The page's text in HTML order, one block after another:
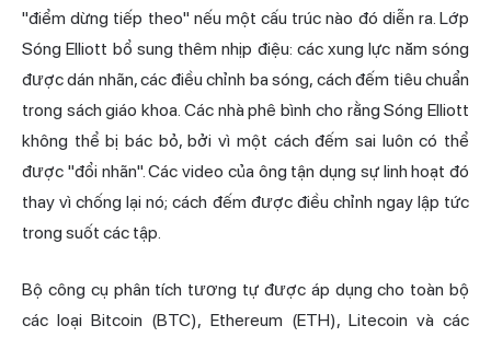
"điểm dừng tiếp theo" nếu một cấu trúc nào đó diễn ra. Lớp
Sóng Elliott bổ sung thêm nhịp điệu: các xung lực năm sóng
được dán nhãn, các điều chỉnh ba sóng, cách đếm tiêu chuẩn
trong sách giáo khoa. Các nhà phê bình cho rằng Sóng Elliott
không thể bị bác bỏ, bởi vì một cách đếm sai luôn có thể
được "đổi nhãn". Các video của ông tận dụng sự linh hoạt đó
thay vì chống lại nó; cách đếm được điều chỉnh ngay lập tức
trong suốt các tập.
Bộ công cụ phân tích tương tự được áp dụng cho toàn bộ
các loại Bitcoin (BTC), Ethereum (ETH), Litecoin và các